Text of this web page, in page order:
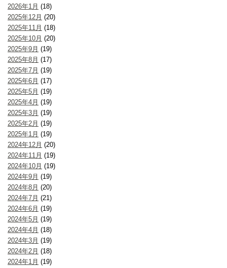
2026年1月 (18)
2025年12月 (20)
2025年11月 (18)
2025年10月 (20)
2025年9月 (19)
2025年8月 (17)
2025年7月 (19)
2025年6月 (17)
2025年5月 (19)
2025年4月 (19)
2025年3月 (19)
2025年2月 (19)
2025年1月 (19)
2024年12月 (20)
2024年11月 (19)
2024年10月 (19)
2024年9月 (19)
2024年8月 (20)
2024年7月 (21)
2024年6月 (19)
2024年5月 (19)
2024年4月 (18)
2024年3月 (19)
2024年2月 (18)
2024年1月 (19)